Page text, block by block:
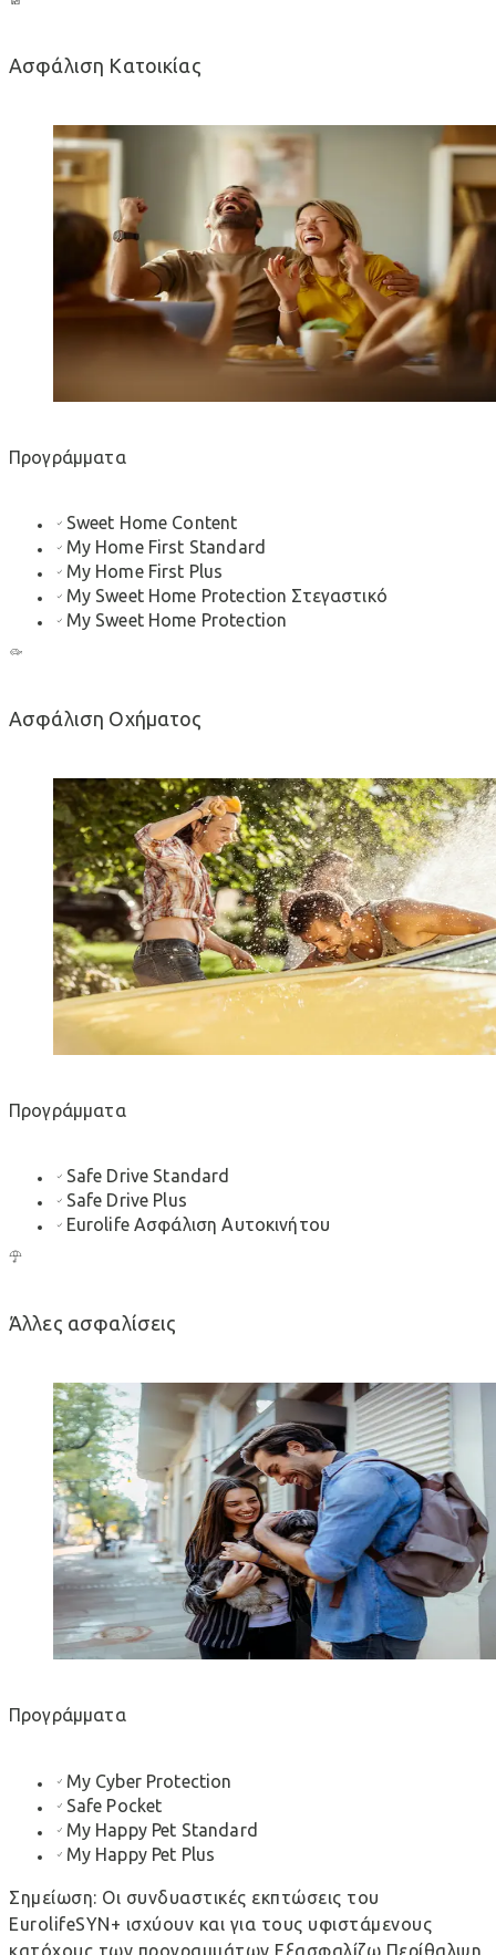
Ασφάλιση Κατοικίας
Προγράμματα
Sweet Home Content
My Home First Standard
My Home First Plus
My Sweet Home Protection Στεγαστικό
My Sweet Home Protection
Ασφάλιση Οχήματος
Προγράμματα
Safe Drive Standard
Safe Drive Plus
Εurolife Aσφάλιση Αυτοκινήτου
Άλλες ασφαλίσεις
Προγράμματα
My Cyber Protection
Safe Pocket
My Happy Pet Standard
My Happy Pet Plus
Σημείωση: Οι συνδυαστικές εκπτώσεις του
EurolifeSYN+ ισχύουν και για τους υφιστάμενους
κατόχους των προγραμμάτων Εξασφαλίζω Περίθαλψη